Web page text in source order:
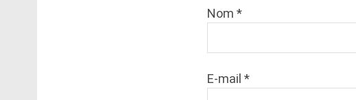
Nom *
E-mail *